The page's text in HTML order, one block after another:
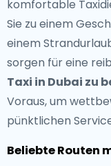
komfortable
Sie zu einem
einem
sorgen für eine
Taxi in Dubai zu
Voraus, um
pünktlichen
Beliebte Routen